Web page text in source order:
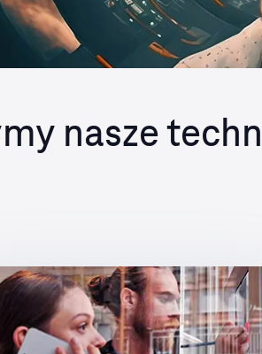
nasze